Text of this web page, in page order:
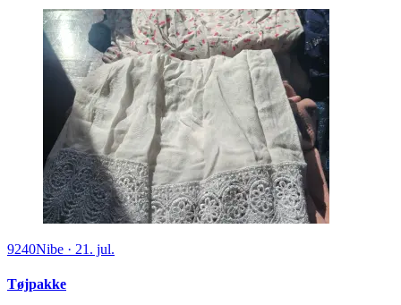
9240Nibe · 21. jul.
Tøjpakke